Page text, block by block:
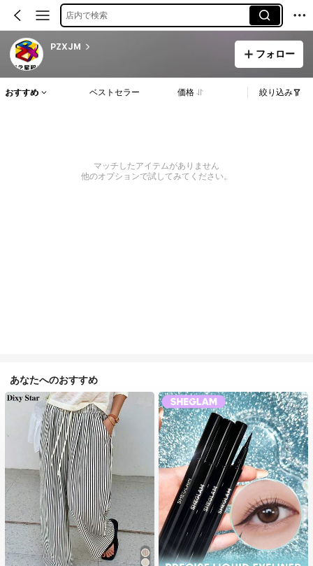
店内で検索
PZXJM
フォロー
おすすめ ベストセラー 価格 絞り込み
マッチしたアイテムがありません
他のオプションで試してみてください。
あなたへのおすすめ